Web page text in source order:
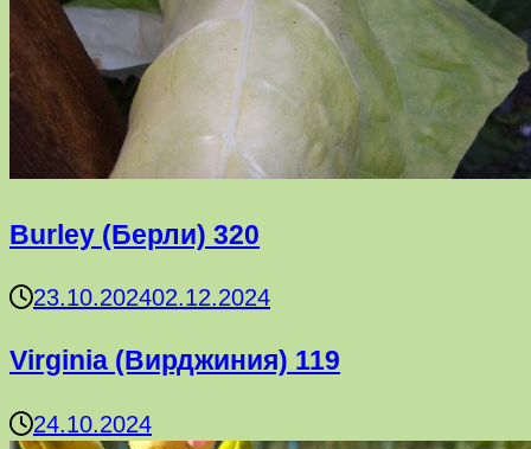
Burley (Берли) 320
23.10.202402.12.2024
Virginia (Вирджиния) 119
24.10.2024